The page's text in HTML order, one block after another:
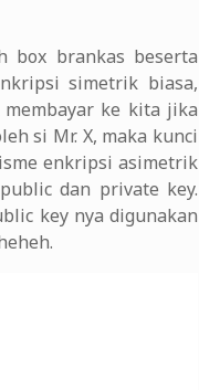
box brankas beserta
simetrik biasa,
membayar ke kita jika
si Mr. X, maka kunci
enkripsi asimetrik
dan private key.
key nya digunakan